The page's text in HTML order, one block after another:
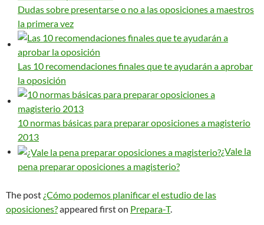
Dudas sobre presentarse o no a las oposiciones a maestros
la primera vez
Las 10 recomendaciones finales que te ayudarán a aprobar
la oposición
10 normas básicas para preparar oposiciones a magisterio
2013
¿Vale la
pena preparar oposiciones a magisterio?
The post ¿Cómo podemos planificar el estudio de las
oposiciones?appeared first on Prepara-T.